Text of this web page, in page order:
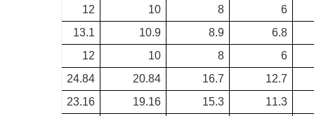
6
8
10
12
6.8
8.9
10.9
13.1
6
8
10
12
12.7
16.7
20.84
24.84
11.3
15.3
19.16
23.16